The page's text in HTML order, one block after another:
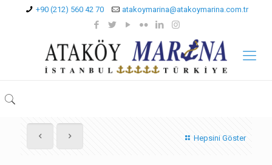
+90 (212) 560 42 70 atakoymarina@atakoymarina.com.tr
Hepsini Göster